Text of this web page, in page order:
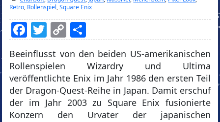
Retro, Rollenspiel,Square Enix
Facebook
Twitter
Copy
Link
Beeinflusst von den beiden US-amerikanischen
Rollenspielen Wizardry und Ultima
veröffentlichte Enix im Jahr 1986 den ersten Teil
der Dragon-Quest-Reihe in Japan. Damit erschuf
der im Jahr 2003 zu Square Enix fusionierte
Konzern den Urvater der japanischen